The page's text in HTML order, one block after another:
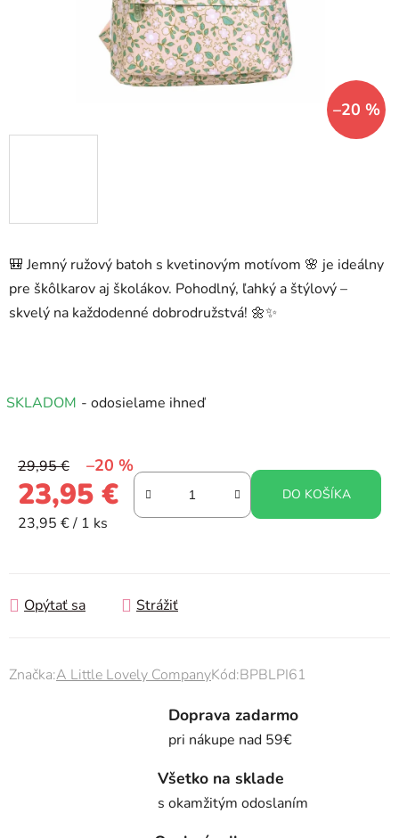
🎒 Jemný ružový batoh s kvetinovým motívom 🌸 je ideálny
pre škôlkarov aj školákov. Pohodlný, ľahký a štýlový –
skvelý na každodenné dobrodružstvá! 🌼✨
SKLADOM - odosielame ihneď
29,95 € –20 %
23,95 €
Jednotková cena:
23,95 € / 1 ks
DO KOŠÍKA
Opýtať sa Strážiť
Značka:A Little Lovely CompanyKód:BPBLPI61
–20 %
Doprava zadarmo
pri nákupe nad 59€
Všetko na sklade
s okamžitým odoslaním